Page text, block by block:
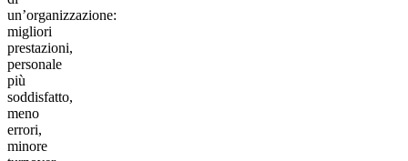
un’organizzazione:
migliori
prestazioni,
personale
più
soddisfatto,
meno
errori,
minore